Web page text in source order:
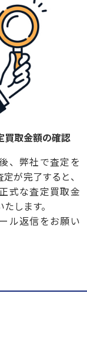
買取金額の確認
、弊社で査定を
が完了すると、
式な査定買取金
します。
ル返信をお願い